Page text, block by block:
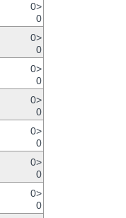
0>
0
0>
0
0>
0
0>
0
0>
0
0>
0
0>
0